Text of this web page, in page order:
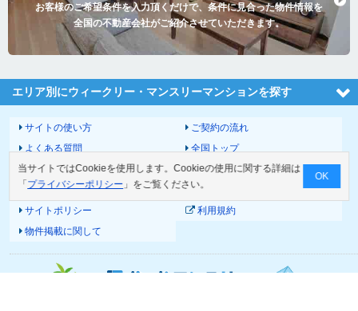
お客様のご希望条件を入力頂くだけで、条件に見合った物件情報を
全国の不動産会社がご紹介させていただきます。
エリア別にウィークリー・マンスリーマンションを探す
サイトの使い方
ご契約の流れ
よくある質問
全国トップ
サイトマップ
運営会社
お問い合わせ
個人情報の取扱いについて
サイトポリシー
利用規約
物件掲載に関して
当サイトではCookieを使用します。Cookieの使用に関する詳細は
「 プライバシーポリシー 」をご覧ください。
OK